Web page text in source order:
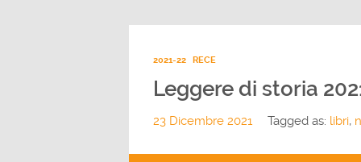
2021-22 RECE
Leggere di storia
23 Dicembre 2021 Tagged as: libri,